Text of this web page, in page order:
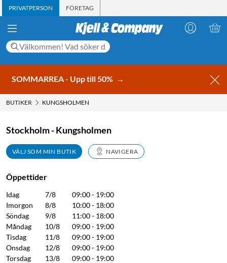
PRIVATPERSON FÖRETAG
SOMMARREA - Upp till 50% →
BUTIKER KUNGSHOLMEN
Stockholm - Kungsholmen
VÄLJ SOM MIN BUTIK NAVIGERA
Öppettider
Idag
Imorgon
Söndag
Måndag
Tisdag
Onsdag
Torsdag
7/8
8/8
9/8
10/8
11/8
12/8
13/8
09:00 - 19:00
10:00 - 18:00
11:00 - 18:00
09:00 - 19:00
09:00 - 19:00
09:00 - 19:00
09:00 - 19:00